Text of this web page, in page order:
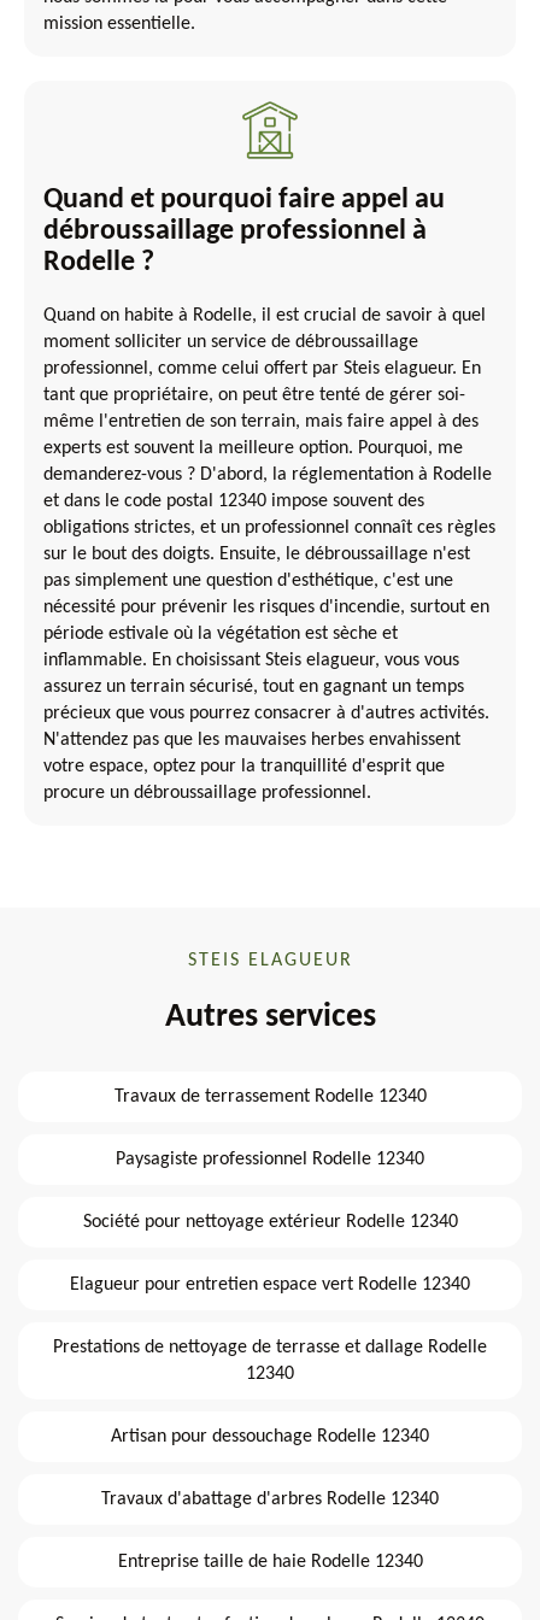
mission essentielle.
Quand et pourquoi faire appel au
débroussaillage professionnel à
Rodelle ?
Quand on habite à Rodelle, il est crucial de savoir à quel
moment solliciter un service de débroussaillage
professionnel, comme celui offert par Steis elagueur. En
tant que propriétaire, on peut être tenté de gérer soi-
même l'entretien de son terrain, mais faire appel à des
experts est souvent la meilleure option. Pourquoi, me
demanderez-vous ? D'abord, la réglementation à Rodelle
et dans le code postal 12340 impose souvent des
obligations strictes, et un professionnel connaît ces règles
sur le bout des doigts. Ensuite, le débroussaillage n'est
pas simplement une question d'esthétique, c'est une
nécessité pour prévenir les risques d'incendie, surtout en
période estivale où la végétation est sèche et
inflammable. En choisissant Steis elagueur, vous vous
assurez un terrain sécurisé, tout en gagnant un temps
précieux que vous pourrez consacrer à d'autres activités.
N'attendez pas que les mauvaises herbes envahissent
votre espace, optez pour la tranquillité d'esprit que
procure un débroussaillage professionnel.
STEIS ELAGUEUR
Autres services
Travaux de terrassement Rodelle 12340
Paysagiste professionnel Rodelle 12340
Société pour nettoyage extérieur Rodelle 12340
Elagueur pour entretien espace vert Rodelle 12340
Prestations de nettoyage de terrasse et dallage Rodelle
12340
Artisan pour dessouchage Rodelle 12340
Travaux d'abattage d'arbres Rodelle 12340
Entreprise taille de haie Rodelle 12340